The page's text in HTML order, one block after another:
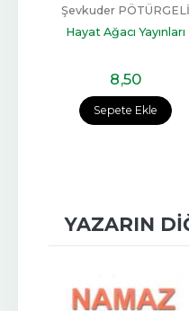
Sepete Ekle
Şevkuder PÖTÜRGELİ
Hayat Ağacı Yayınları
8,50
YAZARIN